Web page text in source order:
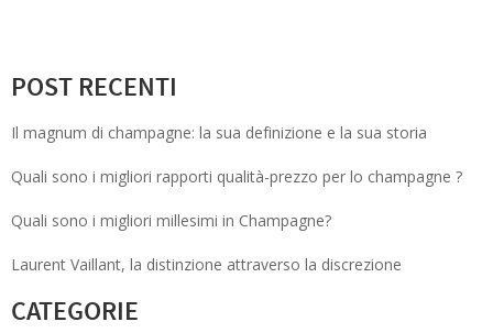
POST RECENTI
Il magnum di champagne: la sua definizione e la sua storia
Quali sono i migliori rapporti qualità-prezzo per lo champagne ?
Quali sono i migliori millesimi in Champagne?
Laurent Vaillant, la distinzione attraverso la discrezione
CATEGORIE